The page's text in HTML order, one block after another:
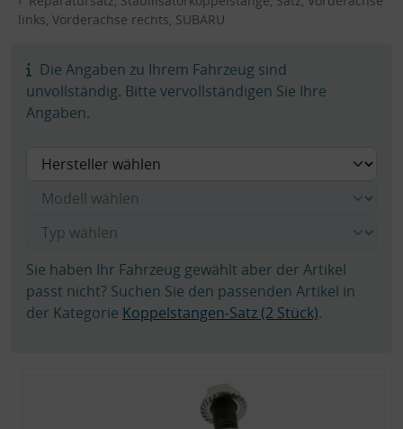
links, Vorderachse rechts, SUBARU
Die Angaben zu Ihrem Fahrzeug sind
unvollständig. Bitte vervollständigen Sie Ihre
Angaben.
Sie haben Ihr Fahrzeug gewählt aber der Artikel
passt nicht? Suchen Sie den passenden Artikel in
der Kategorie Koppelstangen-Satz (2 Stück).